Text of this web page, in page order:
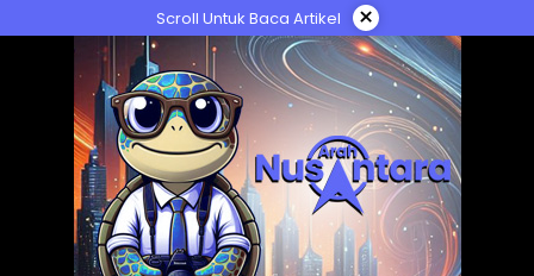
ke
Scroll Untuk Baca Artikel ×